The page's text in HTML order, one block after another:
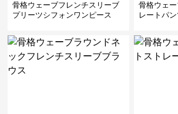
骨格ウェーブフレンチスリーブ
プリーツシフォンワンピース
骨格ウェ
レートパン